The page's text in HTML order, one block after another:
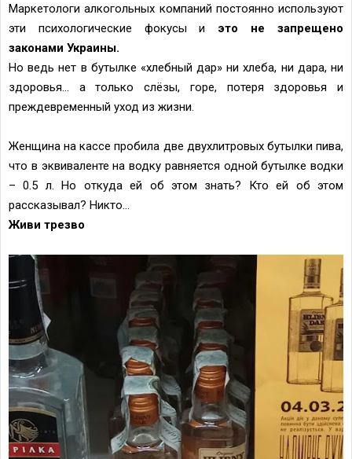
Маркетологи алкогольных компаний постоянно используют
эти психологические фокусы и это не запрещено
законами Украины.
Но ведь нет в бутылке «хлебный дар» ни хлеба, ни дара, ни
здоровья… а только слёзы, горе, потеря здоровья и
преждевременный уход из жизни.
Женщина на кассе пробила две двухлитровых бутылки пива,
что в эквиваленте на водку равняется одной бутылке водки
–0.5 л . Но откуда ей об этом знать? Кто ей об этом
рассказывал? Никто…
Живи трезво